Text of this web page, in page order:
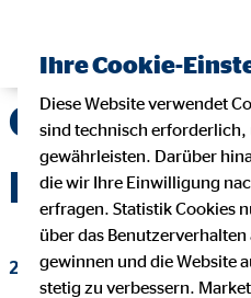
28. April 2025|OVB-Hilfswerk
Ihre Cookie-
Diese Website verwendet
sind technisch erforderlich,
gewährleisten. Darüber
die wir Ihre Einwilligung
erfragen. Statistik Cookies
über das
gewinnen und die Website
stetig zu verbessern.